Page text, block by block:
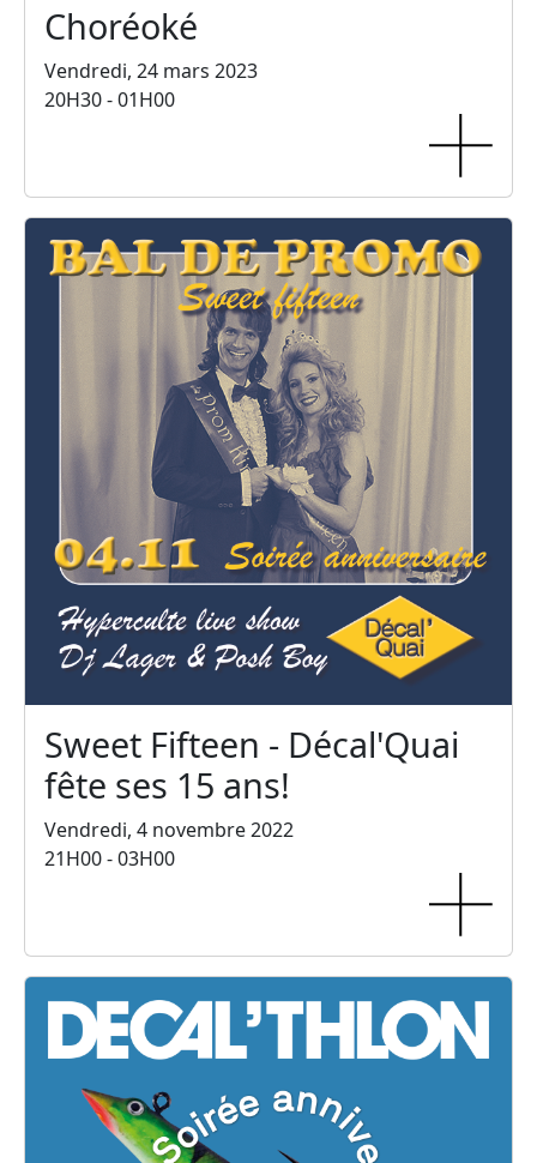
Choréoké
Vendredi, 24 mars 2023
20H30 - 01H00
Sweet Fifteen - Décal'Quai
fête ses 15 ans!
Vendredi, 4 novembre 2022
21H00 - 03H00